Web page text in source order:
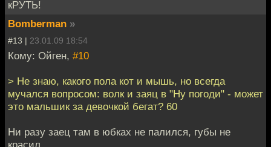
кРУТЬ!
Bomberman »
#13 | 23.01.09 18:54
Кому: Ойген, #10
> Не знаю, какого пола кот и мышь, но всегда
мучался вопросом: волк и заяц в "Ну погоди" - может
это мальшик за девочкой бегат? 60
Ни разу заец там в юбках не палился, губы не